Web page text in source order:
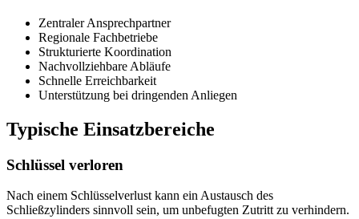
Zentraler Ansprechpartner
Regionale Fachbetriebe
Strukturierte Koordination
Nachvollziehbare Abläufe
Schnelle Erreichbarkeit
Unterstützung bei dringenden Anliegen
Typische Einsatzbereiche
Schlüssel verloren
Nach einem Schlüsselverlust kann ein Austausch des
Schließzylinders sinnvoll sein, um unbefugten Zutritt zu verhindern.